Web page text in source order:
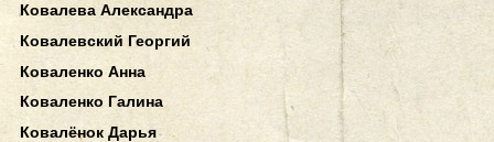
Ковалева Александра
Ковалевский Георгий
Коваленко Анна
Коваленко Галина
Ковалёнок Дарья